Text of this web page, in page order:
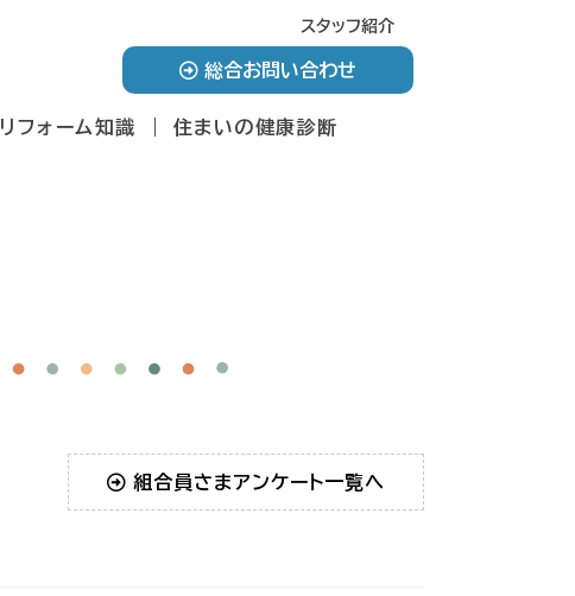
スタッフ紹介
総合お問い合わせ
リフォーム知識 住まいの健康診断
組合員さまアンケート一覧へ